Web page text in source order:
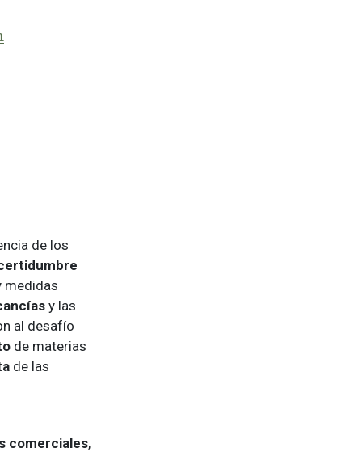
de los
medidas
y las
al desafío
de materias
de las
comerciales,